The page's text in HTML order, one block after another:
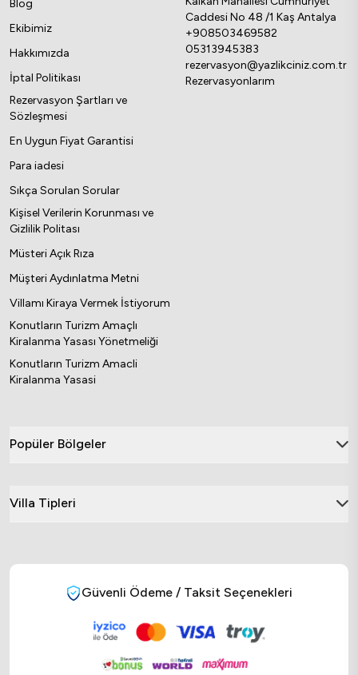
Blog
Ekibimiz
Hakkımızda
İptal Politikası
Rezervasyon Şartları ve
Sözleşmesi
En Uygun Fiyat Garantisi
Para iadesi
Sıkça Sorulan Sorular
Kişisel Verilerin Korunması ve
Gizlilik Politası
Müsteri Açık Rıza
Müşteri Aydınlatma Metni
Villamı Kiraya Vermek İstiyorum
Konutların Turizm Amaçlı
Kiralanma Yasası Yönetmeliği
Konutların Turizm Amacli
Kiralanma Yasasi
Caddesi No 48 /1 Kaş Antalya
+908503469582
05313945383
rezervasyon@yazlikciniz.com.tr
Rezervasyonlarım
Popüler Bölgeler
Villa Tipleri
Güvenli Ödeme / Taksit Seçenekleri